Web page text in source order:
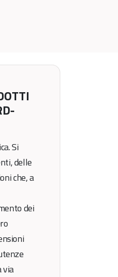
Si
delle
che, a
dei
via